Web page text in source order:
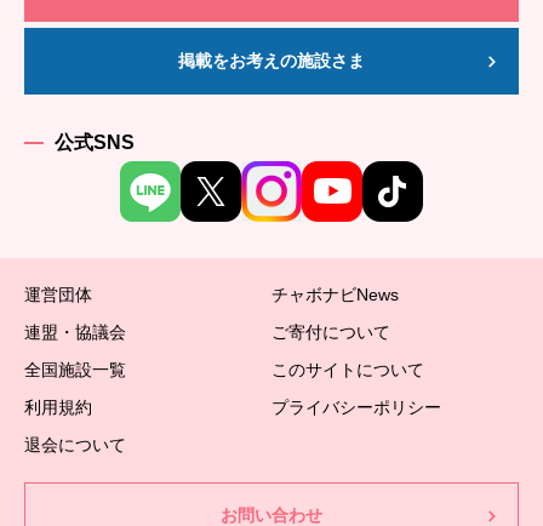
掲載をお考えの施設さま
公式SNS
運営団体
チャボナビNews
連盟・協議会
ご寄付について
全国施設一覧
このサイトについて
利用規約
プライバシーポリシー
退会について
お問い合わせ